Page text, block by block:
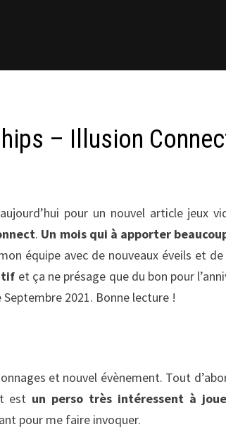
– Illusion
pour un nouvel article jeux
. Un mois qui à apporter
équipe avec de nouveaux éveils et
et ça ne présage que du bon pour
2021. Bonne lecture !
et nouvel évènement. Tout
est un perso très intéressent à
pour me faire invoquer.